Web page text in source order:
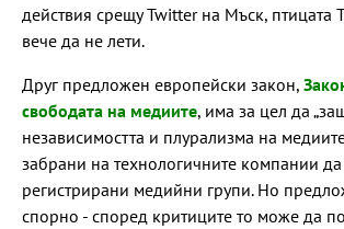
действия срещу Twitter на Мъск, птицата
вече да не лети.
Друг предложен европейски закон,
свободата на медиите, има за цел да
независимостта и плурализма на
забрани на технологичните компании
регистрирани медийни групи. Но
спорно - според критиците то може да